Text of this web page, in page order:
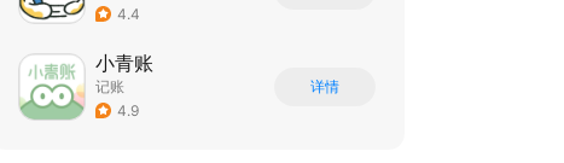
4.4
小青账
记账
4.9
详情